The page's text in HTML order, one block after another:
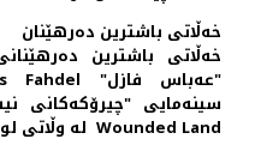
خه‌ڵاتی باشترین ده‌رهێنان
خه‌ڵاتی باشترین
Wounded Land له وڵاتی لوبنان به‌خشرا.